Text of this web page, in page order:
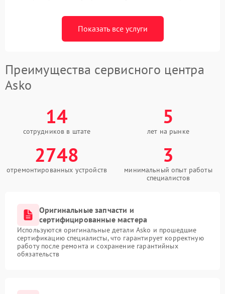
Показать все услуги
Преимущества сервисного центра
Asko
14
сотрудников в штате
5
лет на рынке
2748
отремонтированных устройств
3
минимальный опыт работы
специалистов
Оригинальные запчасти и
сертифицированные мастера
Используются оригинальные детали Asko и прошедшие
сертификацию специалисты, что гарантирует корректную
работу после ремонта и сохранение гарантийных
обязательств